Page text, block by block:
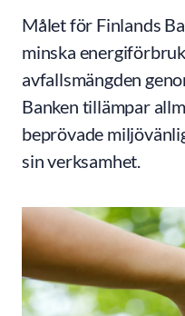
Målet för Finlands
minska
avfallsmängden
Banken tillämpar
beprövade
sin verksamhet.